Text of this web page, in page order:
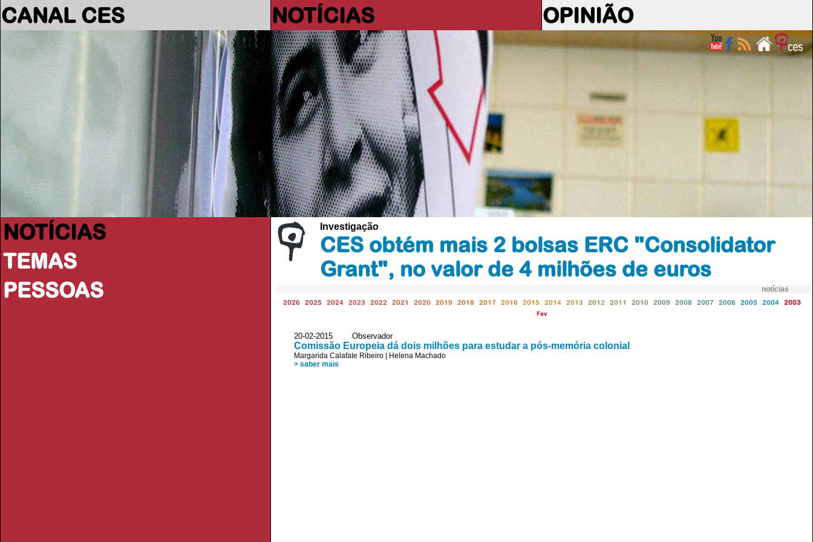
CANAL CES NOTÍCIAS OPINIÃO
NOTÍCIAS
TEMAS
PESSOAS
Investigação
CES obtém mais 2 bolsas ERC "Consolidator
Grant", no valor de 4 milhões de euros
notícias
2026 2025 2024 2023 2022 2021 2020 2019 2018 2017 2016 2015 2014 2013 2012 2011 2010 2009 2008 2007 2006 2005 2004 2003
Fev
20-02-2015 Observador
Comissão Europeia dá dois milhões para estudar a pós-memória colonial
Margarida Calafate Ribeiro
Helena Machado
> saber mais